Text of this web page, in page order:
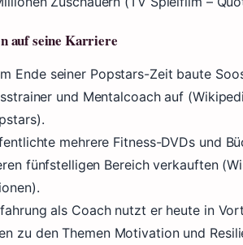
auf seine Karriere
Ende seiner Popstars-Zeit baute
und Mentalcoach auf
mehrere Fitness-DVDs und
fünfstelligen Bereich verkauften
als Coach nutzt er heute in
zu den Themen Motivation und